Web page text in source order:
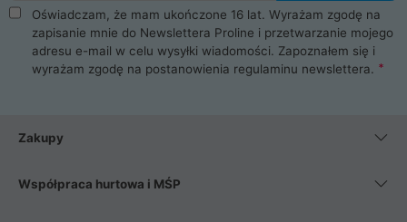
takie jak procesory, karty graficzne, płyty główne, pamięci,
dyski SSD, M.2 oraz HDD. Nasi pracownicy pomogą Ci wybrać
najlepszy zasilacz komputerowy oraz obudowę do komputera.
Poza komputerami mamy również najlepsze na rynku
Smartfony takich producentów jak Xiaomi, Apple, Samsung i
wentylatory. Na koniec mając już to wszystko, możesz
Oświadczam, że mam ukończone 16 lat. Wyrażam zgodę na
zapisanie mnie do Newslettera Proline i przetwarzanie mojego
adresu e-mail w celu wysyłki wiadomości. Zapoznałem się i
wyrażam zgodę na postanowienia regulaminu newslettera.
Zakupy
Współpraca hurtowa i MŚP